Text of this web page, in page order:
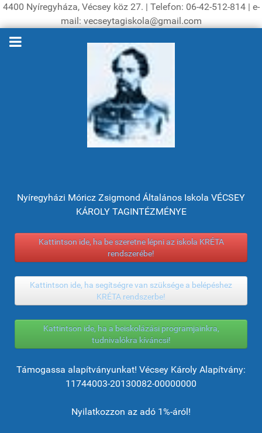
4400 Nyíregyháza, Vécsey köz 27. | Telefon: 06-42-512-814 | e-
mail: vecseytagiskola@gmail.com
Nyíregyházi Móricz Zsigmond Általános Iskola VÉCSEY
KÁROLY TAGINTÉZMÉNYE
Kattintson ide, ha be szeretne lépni az iskola KRÉTA
rendszerébe!
Kattintson ide, ha segítségre van szüksége a belépéshez
KRÉTA rendszerbe!
Kattintson ide, ha a beiskolázási programjainkra,
tudnivalókra kíváncsi!
Támogassa alapítványunkat! Vécsey Károly Alapítvány:
11744003-20130082-00000000
Nyilatkozzon az adó 1%-áról!